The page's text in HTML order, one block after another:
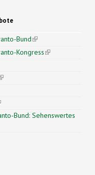
Bund(link is
external)
Kongress(link is
is external)
is external)
Bund: Sehenswertes